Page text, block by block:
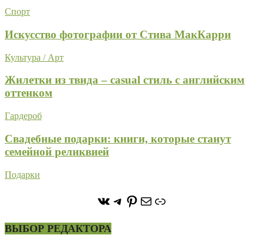
Спорт
Искусство фотографии от Стива МакКарри
Культура / Арт
Жилетки из твида – casual стиль с английским
оттенком
Гардероб
Свадебные подарки: книги, которые станут
семейной реликвией
Подарки
https://vk.com/
https://t.me/stoneforest
https://
ПочтаСсылка
ВЫБОР РЕДАКТОРА